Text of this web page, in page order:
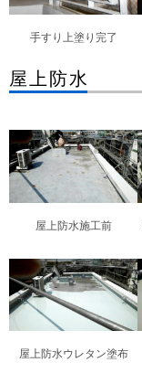
手すり上塗り完了
屋上防水
屋上防水施工前
屋上防水ウレタン塗布